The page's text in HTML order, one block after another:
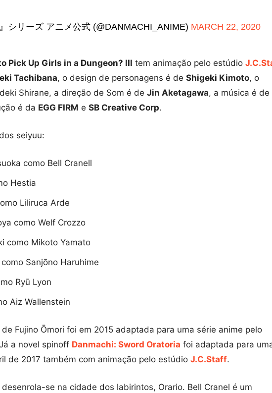
シリーズ アニメ公式 (@DANMACHI_ANIME) MARCH 22, 2020
Pick Up Girls in a Dungeon? III tem animação pelo estúdio
Tachibana, o design de personagens é de Shigeki Kimoto, o
Shirane, a direção de Som é de Jin Aketagawa, a música é de
é da EGG FIRM e SB Creative Corp.
seiyuu:
como Bell Cranell
Hestia
Liliruca Arde
como Welf Crozzo
como Mikoto Yamato
Sanjōno Haruhime
Ryū Lyon
Aiz Wallenstein
de Fujino Ōmori foi em 2015 adaptada para uma série anime pelo
a novel spinoff Danmachi: Sword Oratoria foi adaptada para
de 2017 também com animação pelo estúdio J.C.Staff.
se na cidade dos labirintos, Orario. Bell Cranel é um